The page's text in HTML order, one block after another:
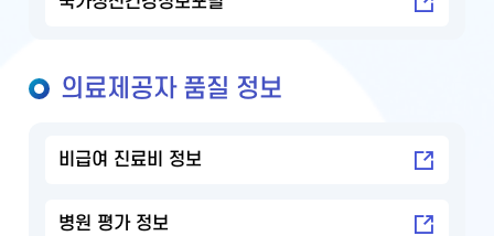
의료제공자 품질 정보
비급여 진료비 정보
병원 평가 정보